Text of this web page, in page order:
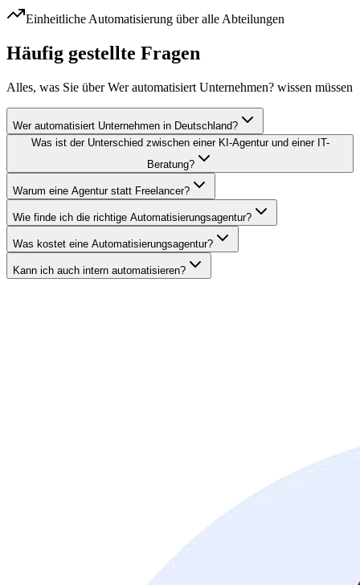
Einheitliche Automatisierung über alle Abteilungen
Häufig gestellte Fragen
Alles, was Sie überWer automatisiert Unternehmen? wissen müssen
Wer automatisiert Unternehmen in Deutschland?
Was ist der Unterschied zwischen einer KI-Agentur und einer IT-
Beratung?
Warum eine Agentur statt Freelancer?
Wie finde ich die richtige Automatisierungsagentur?
Was kostet eine Automatisierungsagentur?
Kann ich auch intern automatisieren?